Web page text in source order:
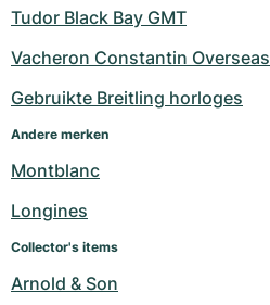
Tudor Black Bay GMT
Vacheron Constantin Overseas
Gebruikte Breitling horloges
Andere merken
Montblanc
Longines
Collector's items
Arnold & Son